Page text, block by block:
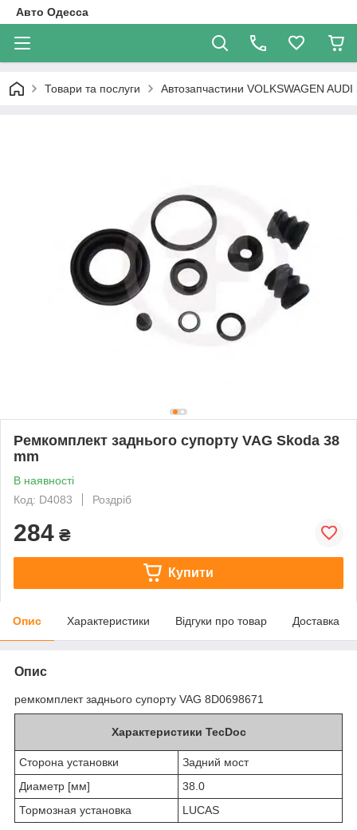
Авто Одесса
Товари та послуги Автозапчастини VOLKSWAGEN AUDI
Ремкомплект заднього супорту VAG Skoda 38
mm
В наявності
Код: D4083
Роздріб
284 ₴
Купити
Опис Характеристики Відгуки про товар Доставка
Опис
ремкомплект заднього супорту VAG 8D0698671
Характеристики TecDoc
Сторона установки
Задний мост
Диаметр [мм]
38.0
Тормозная установка
LUCAS